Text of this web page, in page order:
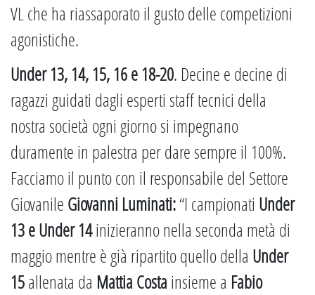
VL che ha riassaporato il gusto delle competizioni
agonistiche.
Under 13, 14, 15, 16 e 18-20. Decine e decine di
ragazzi guidati dagli esperti staff tecnici della
nostra società ogni giorno si impegnano
duramente in palestra per dare sempre il 100%.
Facciamo il punto con il responsabile del Settore
Giovanile Giovanni Luminati:“I campionati Under
13 e Under 14inizieranno nella seconda metà di
maggio mentre è già ripartito quello della Under
15allenata da Mattia Costa insieme a Fabio